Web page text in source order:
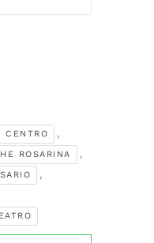
CENTRO ,
ROSARINA ,
,